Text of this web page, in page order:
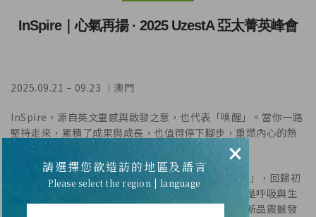
InSpire｜心氣再揚 · 2025 UzestA 亞太菁英峰會
2025.09.21 – 09.23 ｜澳門
InSpire，源自英文靈感與啟發之意，也代表「喚醒」。當你一路
堅持走來，累積了成果與成長，也值得停下腳步，重燃內心的熱
「心氣再揚」是2025亞太菁英峰會的核心主題。「心」，回歸初
心，是重新找回堅持、奮鬥的理由與價值；「氣」，是呼吸與生
命的本質，更象徵本次大會的核心亮點──肺部健康新品震撼發
×
請選擇您欲造訪的地區及語言
Please select the region | language